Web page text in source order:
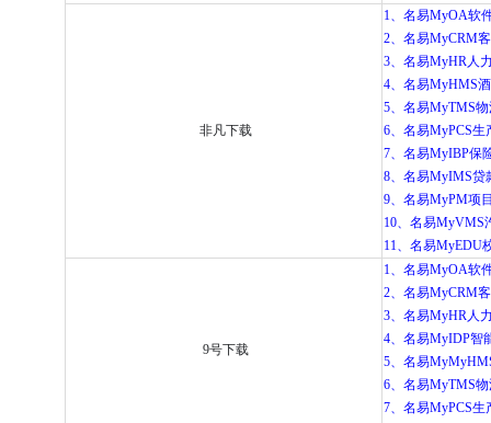
非凡下载
1、名易MyOA软
2、名易MyCRM
3、名易MyHR人
4、名易MyHMS
5、名易MyTMS
6、名易MyPCS生
7、名易MyIBP保
8、名易MyIMS贷
9、名易MyPM项
10、名易MyVMS
11、名易MyEDU
9号下载
1、名易MyOA软
2、名易MyCRM
3、名易MyHR人
4、名易MyIDP智
5、名易
6、名易MyTMS
7、名易MyPCS生